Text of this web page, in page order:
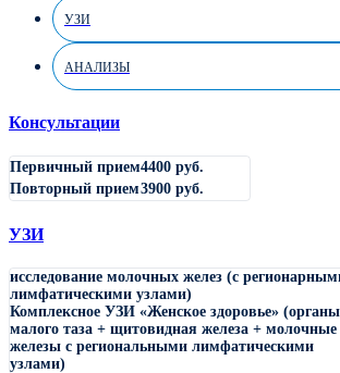
УЗИ
АНАЛИЗЫ
Консультации
Первичный прием4400 руб.
Повторный прием3900 руб.
УЗИ
исследование молочных желез (с
лимфатическими узлами)
Комплексное УЗИ «Женское здоровье» (органы
малого таза + щитовидная железа + молочные
железы с региональными лимфатическими
узлами)